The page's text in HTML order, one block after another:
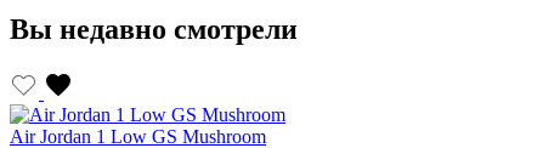
Вы недавно смотрели
Air Jordan 1 Low GS Mushroom